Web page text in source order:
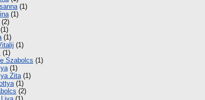
(1)
(1)
(2)
(1)
(1)
(1)
Szabolcs (1)
(1)
Zita(1)
(1)
(2)